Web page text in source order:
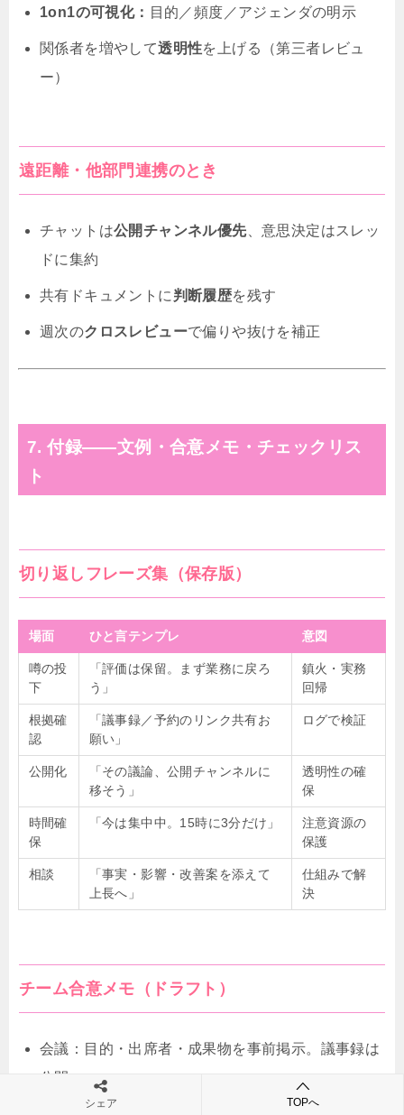
1on1の可視化： 目的／頻度／アジェンダの明示
関係者を増やして透明性を上げる（第三者レビュ
ー）
遠距離・他部門連携のとき
チャットは公開チャンネル優先、意思決定はスレッ
ドに集約
共有ドキュメントに 判断履歴を残す
週次のクロスレビューで偏りや抜けを補正
7. 付録——文例・合意メモ・チェックリス
ト
切り返しフレーズ集（保存版）
場面 ひと言テンプレ 意図
噂の投
下
「評価は保留。まず業務に戻ろ
う」
鎮火・実務
回帰
根拠確
認
「議事録／予約のリンク共有お
願い」
ログで検証
公開化
「その議論、公開チャンネルに
移そう」
透明性の確
保
時間確
保
「今は集中中。15時に3分だけ」
注意資源の
保護
相談
「事実・影響・改善案を添えて
上長へ」
仕組みで解
決
チーム合意メモ（ドラフト）
会議：目的・出席者・成果物を事前掲示。議事録は
公開
シェア TOPへ